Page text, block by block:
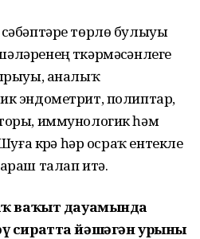
төрлө булыуы
үткәрмәүсәнлеге
аналыҡ
эндометрит, полиптар,
иммунологик һәм
күрә һәр осраҡ ентекле
талап итә.
ваҡыт дауамында
сиратта йәшәгән урыны